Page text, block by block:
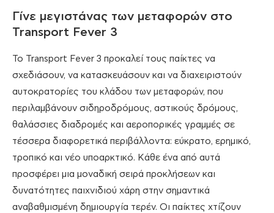
Γίνε μεγιστάνας των μεταφορών στο
Transport Fever 3
Το Transport Fever 3 προκαλεί τους παίκτες να
σχεδιάσουν, να κατασκευάσουν και να διαχειριστούν
αυτοκρατορίες του κλάδου των μεταφορών, που
περιλαμβάνουν σιδηροδρόμους, αστικούς δρόμους,
θαλάσσιες διαδρομές και αεροπορικές γραμμές σε
τέσσερα διαφορετικά περιβάλλοντα: εύκρατο, ερημικό,
τροπικό και νέο υποαρκτικό. Κάθε ένα από αυτά
προσφέρει μια μοναδική σειρά προκλήσεων και
δυνατότητες παιχνιδιού χάρη στην σημαντικά
αναβαθμισμένη δημιουργία τερέν. Οι παίκτες χτίζουν